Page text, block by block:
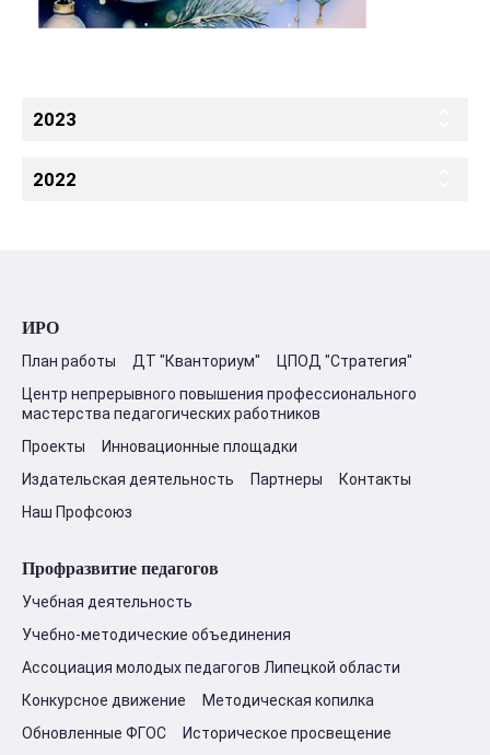
2023
2022
ИРО
План работы ДТ "Кванториум"
ЦПОД "Стратегия"
Центр непрерывного повышения профессионального
мастерства педагогических работников
Проекты
Инновационные площадки
Издательская деятельность
Партнеры
Контакты
Наш Профсоюз
Профразвитие педагогов
Учебная деятельность
Учебно-методические объединения
Ассоциация молодых педагогов Липецкой области
Конкурсное движение
Методическая копилка
Обновленные ФГОС
Историческое просвещение